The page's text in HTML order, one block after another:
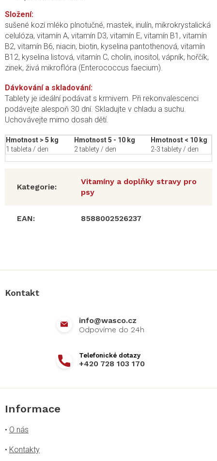
Složení:
sušené kozí mléko plnotučné, mastek, inulín, mikrokrystalická
celulóza, vitamín A, vitamín D3, vitamín E, vitamín B1, vitamín
B2, vitamín B6, niacin, biotin, kyselina pantothenová, vitamín
B12, kyselina listová, vitamín C, cholin, inositol, vápník, hořčík,
zinek, živá mikroflóra (Enterococcus faecium).
Dávkování a skladování:
Tablety je ideální podávat s krmivem. Při rekonvalescenci
podávejte alespoň 30 dní. Skladujte v chladu a suchu.
Uchovávejte mimo dosah dětí.
Hmotnost > 5 kg Hmotnost 5 - 10 kg
Hmotnost < 10 kg
1 tableta / den
2 tablety / den 2-3 tablety / den
Kategorie:
Vitamíny a doplňky stravy pro
psy
EAN: 8588002526237
Kontakt
info@wasco.cz
+420 728 103 170
Informace
• O nás
• Kontakty